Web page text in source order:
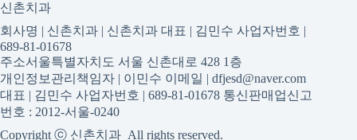
신촌치과
회사명 | 신촌치과 | 신촌치과 대표 | 김민수 사업자번호 |
689-81-01678
주소서울특별자치도 서울 신촌대로 428 1층
개인정보관리책임자 | 이민수 이메일 | dfjesd@naver.com
대표 | 김민수 사업자번호 | 689-81-01678 통신판매업신고
번호 : 2012-서울-0240
Copyright ⓒ 신촌치과 All rights reserved.